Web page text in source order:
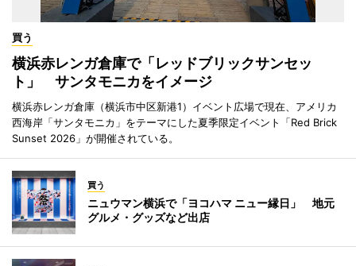
買う
横浜赤レンガ倉庫で「レッドブリックサンセッ
ト」 サンタモニカをイメージ
横浜赤レンガ倉庫（横浜市中区新港1）イベント広場で現在、アメリカ
西海岸「サンタモニカ」をテーマにした夏季限定イベント「Red Brick
Sunset 2026」が開催されている。
買う
ニュウマン横浜で「ヨコハマ ニュー縁日」 地元
グルメ・グッズなど出店